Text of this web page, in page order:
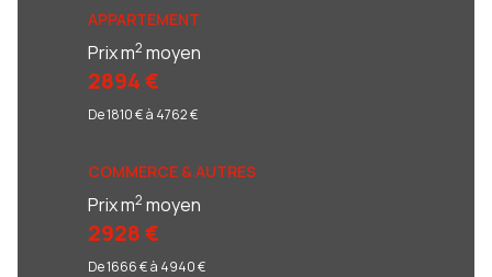
APPARTEMENT
Prix m2 moyen
2894 €
De 1810 € à 4762 €
COMMERCE & AUTRES
Prix m2 moyen
2928 €
De 1666 € à 4940 €